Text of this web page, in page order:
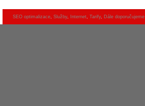
SEO optimalizace Služby, Internet Tarify, Dále doporučujeme